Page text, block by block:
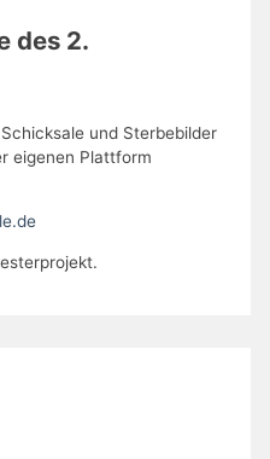
des 2.
und Sterbebilder
eigenen Plattform